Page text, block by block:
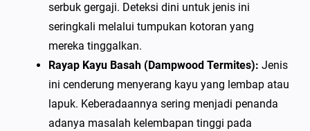
serbuk gergaji. Deteksi dini untuk jenis ini
seringkali melalui tumpukan kotoran yang
mereka tinggalkan.
Rayap Kayu Basah (Dampwood Termites): Jenis
ini cenderung menyerang kayu yang lembap atau
lapuk. Keberadaannya sering menjadi penanda
adanya masalah kelembapan tinggi pada